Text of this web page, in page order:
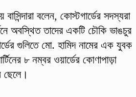
বাসিন্দারা বলেন, কোস্টগার্ডের সদস্যরা
অবস্থিত তাদের একটি চৌকি ভাঙচুর
গুলিতে মো. হামিদ নামের এক যুবক
৮ নম্বর ওয়ার্ডের কোণাপাড়া
ছেলে।